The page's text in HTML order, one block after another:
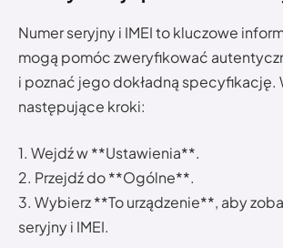
Numer seryjny i IMEI to kluczowe
mogą pomóc zweryfikować
i poznać jego dokładną specyfikację.
następujące kroki:
1. Wejdź w **Ustawienia**.
2. Przejdź do **Ogólne**.
3. Wybierz **To urządzenie**, aby
seryjny i IMEI.